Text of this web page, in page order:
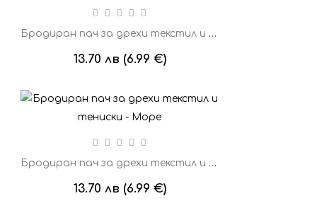
Бродиран пач за дрехи текстил и тениски - Вълни
13.70 лв (6.99 €)
Бродиран пач за дрехи текстил и тениски - Море
13.70 лв (6.99 €)